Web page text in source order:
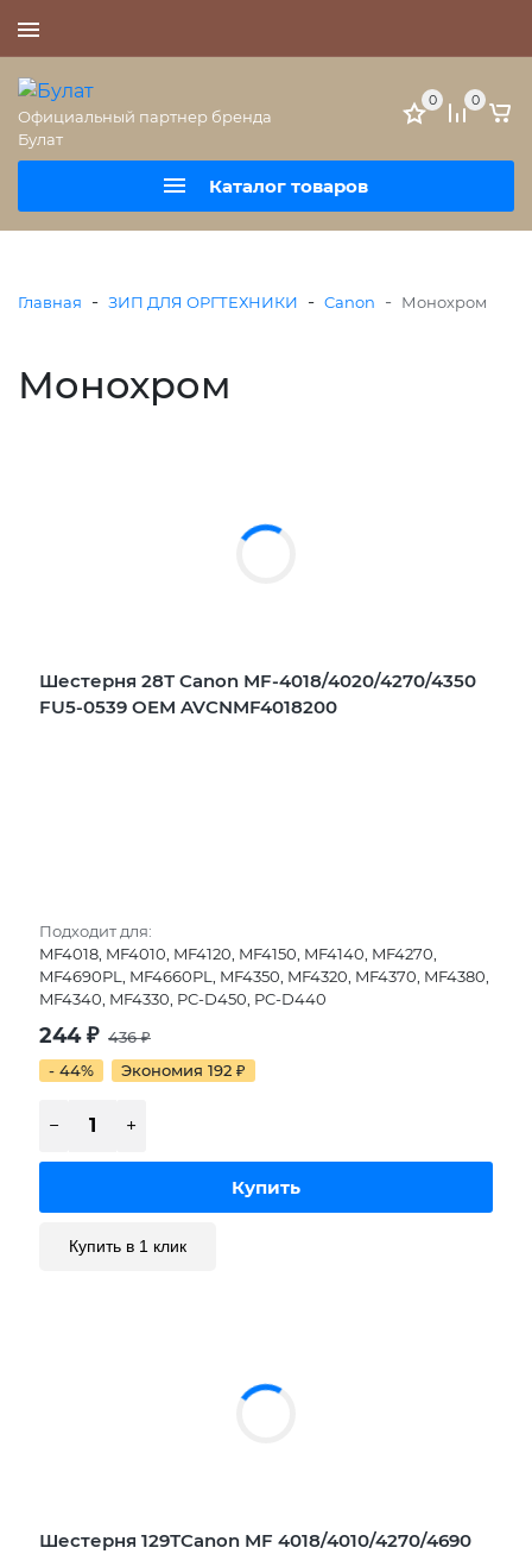
Официальный партнер бренда
Булат
Каталог товаров
0 0
Главная - ЗИП ДЛЯ ОРГТЕХНИКИ - Canon - Монохром
Монохром
Шестерня 28Т Canon MF-4018/4020/4270/4350
FU5-0539 OEM AVCNMF4018200
Подходит для:
MF4018, MF4010, MF4120, MF4150, MF4140, MF4270,
MF4690PL, MF4660PL, MF4350, MF4320, MF4370, MF4380,
MF4340, MF4330, PC-D450, PC-D440
244₽ 436₽
- 44%
Экономия 192 ₽
Купить в 1 клик
Шестерня 129ТCanon MF 4018/4010/4270/4690